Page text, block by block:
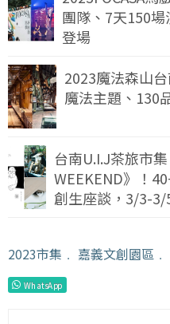
團隊、7天150
登場
2023魔法森山
魔法主題、130
台南U.I.J茶旅市
WEEKEND》！
創生座談，3/3-
2023市集 ﹒ 嘉義文創園區 ﹒
WhatsApp